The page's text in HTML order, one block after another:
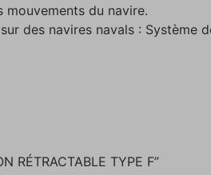
mouvements du navire.
des navires navals :
RÉTRACTABLE TYPE F”